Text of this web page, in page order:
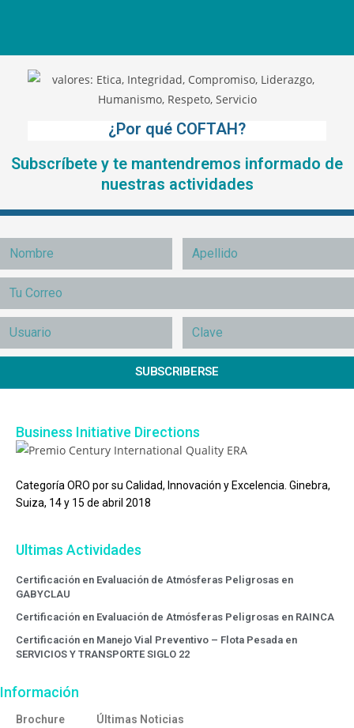
¿Por qué COFTAH?
Subscríbete y te mantendremos informado de
nuestras actividades
SUBSCRIBERSE
Business Initiative Directions
Categoría ORO por su Calidad, Innovación y Excelencia. Ginebra,
Suiza, 14 y 15 de abril 2018
Ultimas Actividades
Certificación en Evaluación de Atmósferas Peligrosas en
GABYCLAU
Certificación en Evaluación de Atmósferas Peligrosas en RAINCA
Certificación en Manejo Vial Preventivo – Flota Pesada en
SERVICIOS Y TRANSPORTE SIGLO 22
Información
Brochure Últimas Noticias